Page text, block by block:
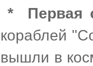
*
Первая
кораблей
вышли в